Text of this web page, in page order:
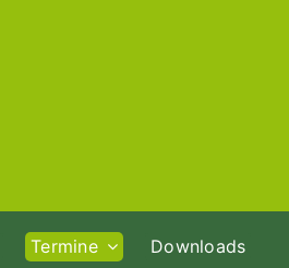
Termine Downloads